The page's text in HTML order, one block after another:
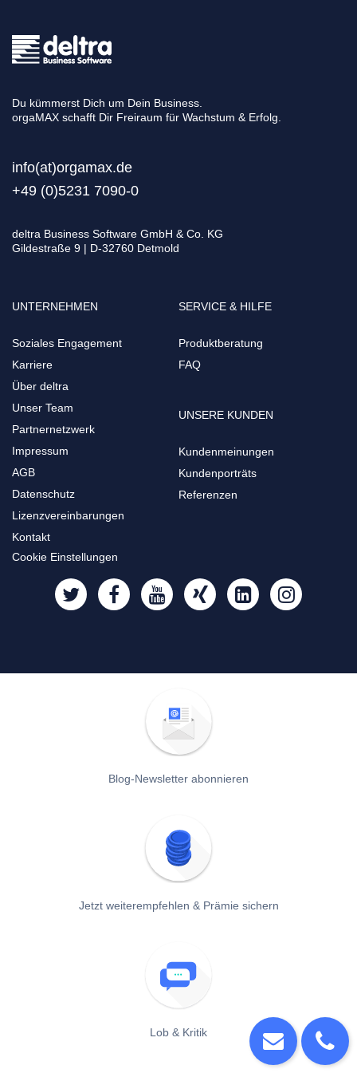
Du kümmerst Dich um Dein Business.
orgaMAX schafft Dir Freiraum für Wachstum & Erfolg.
info(at)orgamax.de
+49 (0)5231 7090-0
deltra Business Software GmbH & Co. KG
Gildestraße 9 | D-32760 Detmold
UNTERNEHMEN
Soziales Engagement
Karriere
Über deltra
Unser Team
Partnernetzwerk
Impressum
AGB
Datenschutz
Lizenzvereinbarungen
Kontakt
SERVICE & HILFE
Produktberatung
FAQ
UNSERE KUNDEN
Kundenmeinungen
Kundenporträts
Referenzen
Cookie Einstellungen
Blog-Newsletter abonnieren
Jetzt weiterempfehlen & Prämie sichern
Lob & Kritik